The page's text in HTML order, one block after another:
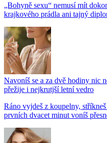
„Bohyně sexu“ nemusí mít
krajkového prádla ani tajný
Navoníš se a za dvě hodiny nic
přežije i nejkrutjší letní vedro
Ráno vyjdeš z koupelny,
prvních dvacet minut voníš